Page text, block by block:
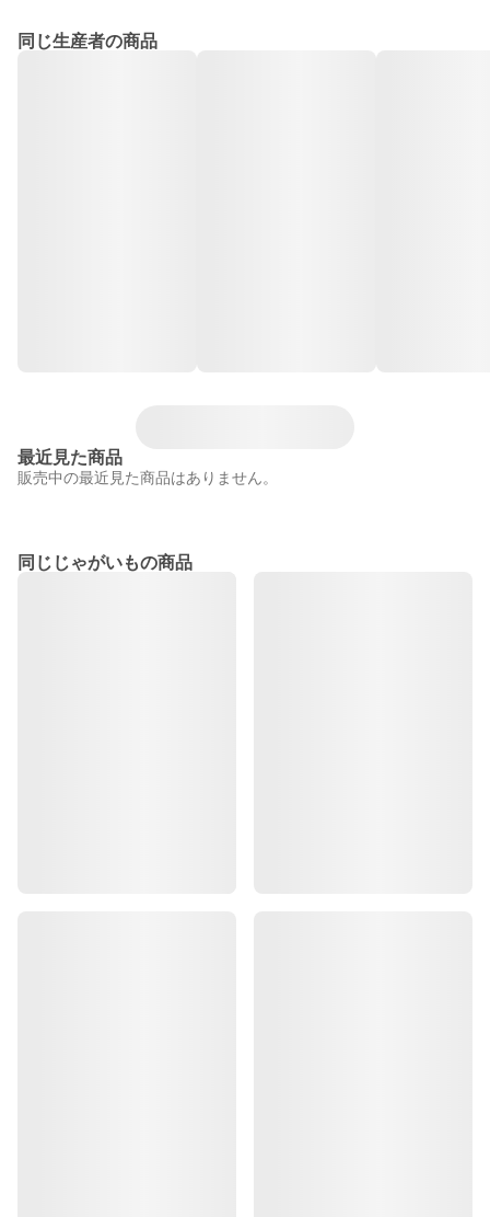
同じ生産者の商品
最近見た商品
販売中の最近見た商品はありません。
同じじゃがいもの商品